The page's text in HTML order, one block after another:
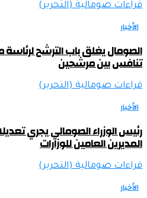
قراءات صومالية (التحرير)
الأخبار
الصومال يغلق باب الترشح
تنافس بين مرشحين
قراءات صومالية (التحرير)
الأخبار
رئيس الوزراء الصومالي يجري
المديرين العامين للوزارات
قراءات صومالية (التحرير)
الأخبار